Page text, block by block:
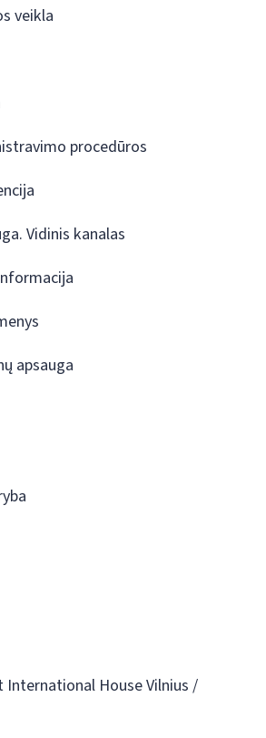
veikla
procedūros
Vidinis kanalas
apsauga
House Vilnius /